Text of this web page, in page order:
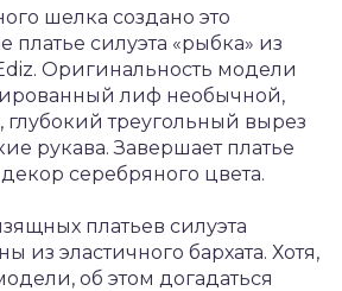
шелка создано это
платье силуэта «рыбка» из
Оригинальность модели
лиф необычной,
треугольный вырез
рукава. Завершает платье
серебряного цвета.
платьев силуэта
из эластичного бархата. Хотя,
об этом догадаться